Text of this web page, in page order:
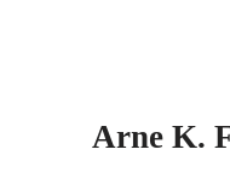
Arne K.